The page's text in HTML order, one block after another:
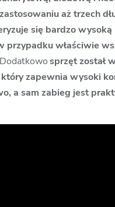
aż trzech
się bardzo wysoką
przypadku właściwie
Dodatkowo sprzęt został
który zapewnia wysoki
a sam zabieg jest